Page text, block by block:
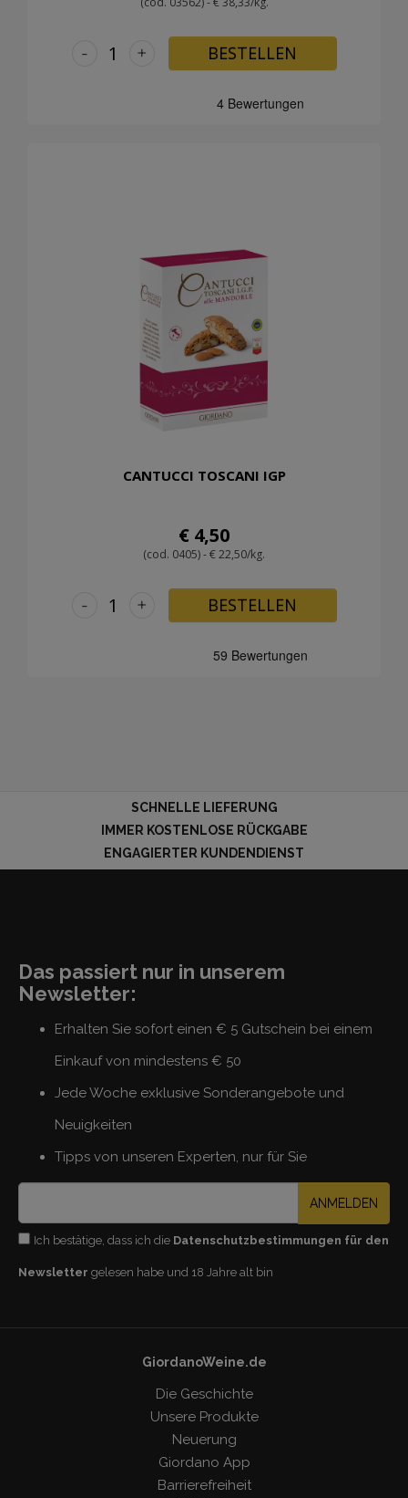
+
- BESTELLEN
CANTUCCI TOSCANI IGP
€ 4,50
(cod. 0405) - € 22,50/kg.
+
- BESTELLEN
SCHNELLE LIEFERUNG
IMMER KOSTENLOSE RÜCKGABE
ENGAGIERTER KUNDENDIENST
Das passiert nur in unserem
Newsletter:
Erhalten Sie sofort einen € 5 Gutschein bei einem
Einkauf von mindestens € 50
Jede Woche exklusive Sonderangebote und
Neuigkeiten
Tipps von unseren Experten, nur für Sie
ANMELDEN
Ich bestätige, dass ich die Datenschutzbestimmungen für den
Newsletter gelesen habe und 18 Jahre alt bin
GiordanoWeine.de
Die Geschichte
Unsere Produkte
Neuerung
Giordano App
Barrierefreiheit